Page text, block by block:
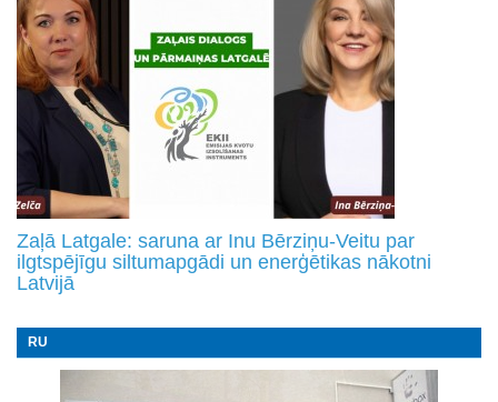
Zaļā Latgale: saruna ar Inu Bērziņu-Veitu par
ilgtspējīgu siltumapgādi un enerģētikas nākotni
Latvijā
RU